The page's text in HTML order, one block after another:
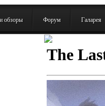
обзоры Форум Галарея
The